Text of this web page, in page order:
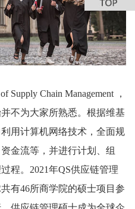
Chain Management ，
不为大家所熟悉。根据维基
用计算机网络技术，全面规
金流等，并进行计划、组
程。2021年QS供应链管理
有46所商学院的硕士项目参